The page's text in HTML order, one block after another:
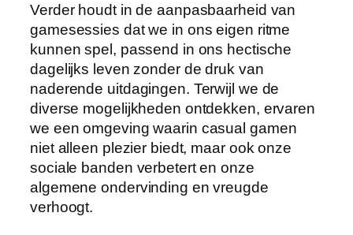
Verder houdt in de aanpasbaarheid van
gamesessies dat we in ons eigen ritme
kunnen spel, passend in ons hectische
dagelijks leven zonder de druk van
naderende uitdagingen. Terwijl we de
diverse mogelijkheden ontdekken, ervaren
we een omgeving waarin casual gamen
niet alleen plezier biedt, maar ook onze
sociale banden verbetert en onze
algemene ondervinding en vreugde
verhoogt.